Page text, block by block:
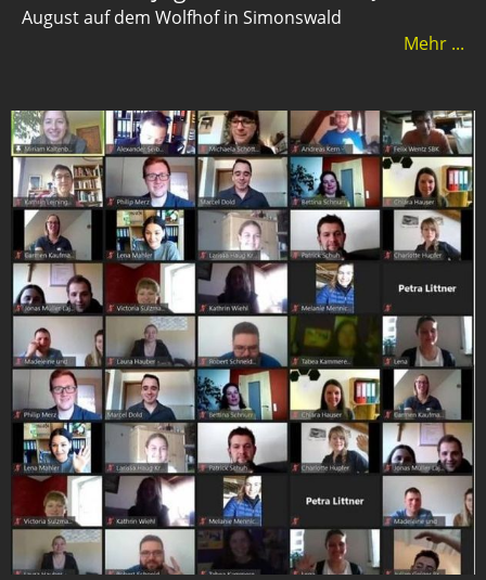
August auf dem Wolfhof in Simonswald
Mehr ...